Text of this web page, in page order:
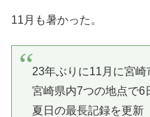
11月も暑かった。
23年ぶりに11月に宮
宮崎県内7つの地点で
夏日の最長記録を更新